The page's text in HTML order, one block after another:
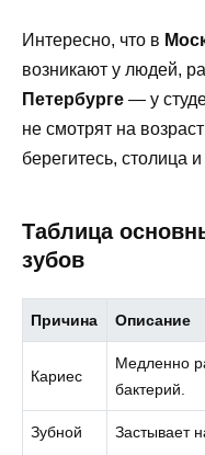
Интересно, что в
возникают у людей,
Петербурге — у
не смотрят на
берегитесь, столица
Таблица
зубов
Причина Описание
Кариес
Медленно
бактерий.
Зубной
Застывает